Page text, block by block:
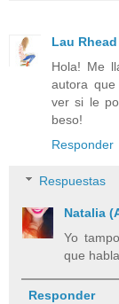
Lau Rhead
Hola! Me
autora
ver si le
beso!
Responder
Respuestas
Natalia
Yo
que
Responder